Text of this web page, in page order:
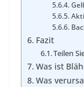
Fazit
Teilen
Was ist
Was